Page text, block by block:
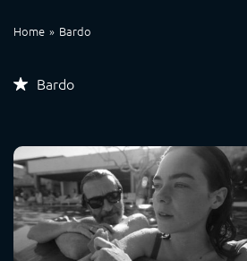
Home Bardo
Bardo